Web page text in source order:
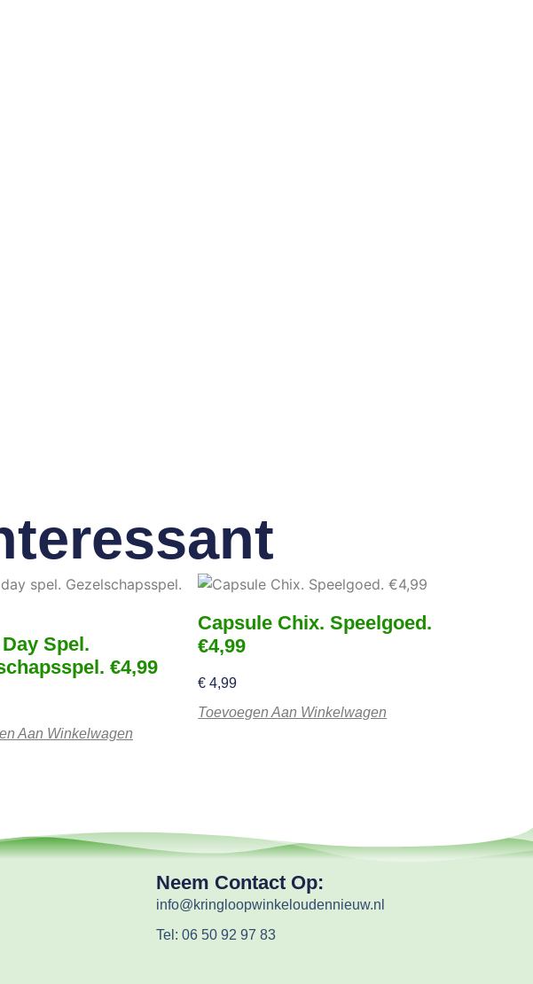
Spel.
€4,99
Aan Winkelwagen
Capsule Chix. Speelgoed.
€4,99
€ 4,99
Toevoegen Aan Winkelwagen
Neem Contact Op:
info@kringloopwinkeloudennieuw.nl
Tel: 06 50 92 97 83